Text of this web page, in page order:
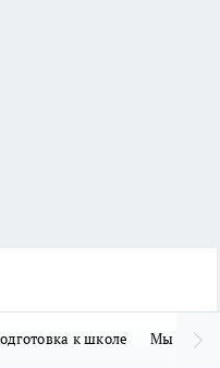
к школе Мы в MAX